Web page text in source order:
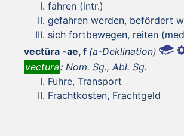
fahren (intr.)
gefahren werden, befördert
sich fortbewegen, reiten
vectūra -ae, f (a-Deklination)
vectura: Nom. Sg., Abl. Sg.
Fuhre, Transport
Frachtkosten, Frachtgeld